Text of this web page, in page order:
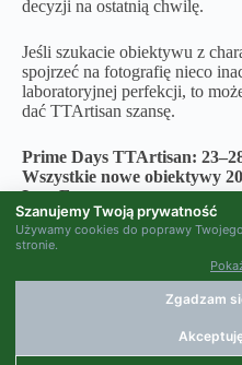
decyzji na ostatnią chwilę.
Jeśli szukacie obiektywu z
spojrzeć na fotografię nieco
laboratoryjnej perfekcji, to
dać TTArtisan szansę.
Prime Days TTArtisan:
Wszystkie nowe obiektywy
InterFoto.eu.
Szanujemy Twoją prywatność
Używamy cookies do poprawy
stronie.
Zgadzam